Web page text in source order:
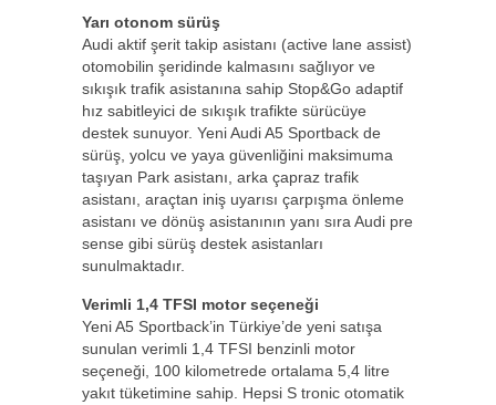
Yarı otonom sürüş
Audi aktif şerit takip asistanı (active lane assist)
otomobilin şeridinde kalmasını sağlıyor ve
sıkışık trafik asistanına sahip Stop&Go adaptif
hız sabitleyici de sıkışık trafikte sürücüye
destek sunuyor. Yeni Audi A5 Sportback de
sürüş, yolcu ve yaya güvenliğini maksimuma
taşıyan Park asistanı, arka çapraz trafik
asistanı, araçtan iniş uyarısı çarpışma önleme
asistanı ve dönüş asistanının yanı sıra Audi pre
sense gibi sürüş destek asistanları
sunulmaktadır.
Verimli 1,4 TFSI motor seçeneği
Yeni A5 Sportback’in Türkiye’de yeni satışa
sunulan verimli 1,4 TFSI benzinli motor
seçeneği, 100 kilometrede ortalama 5,4 litre
yakıt tüketimine sahip. Hepsi S tronic otomatik